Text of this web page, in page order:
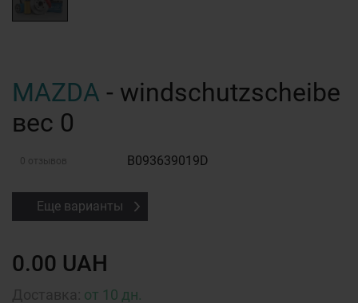
MAZDA - windschutzscheibe
вес 0
0 отзывов B093639019D
Еще варианты
0.00 UAH
от 10 дн.